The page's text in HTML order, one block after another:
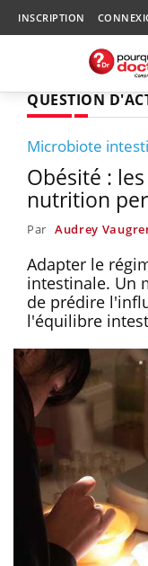
INSCRIPTION
QUESTION
Microbiote
Obésité :
nutrition
Par Audrey
Adapter le
intestinale. Un
de prédire
l'équilibre